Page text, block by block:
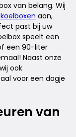
van belang. Wij
aan,
past bij uw
speelt een
een 90-liter
Naast onze
ook
voor een dagje
van